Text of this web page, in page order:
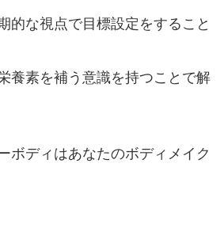
的な視点で目標設定をすること
養素を補う意識を持つことで解
ボディはあなたのボディメイク